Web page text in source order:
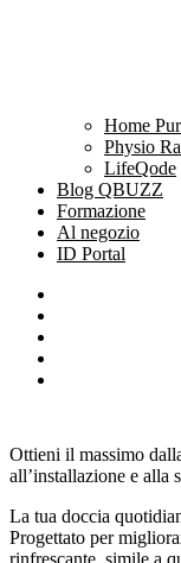
Home
Physio
LifeQode
Blog QBUZZ
Formazione
Al negozio
ID Portal
Ottieni il massimo
all’installazione e alla
La tua doccia
Progettato per
rinfrescante, simile a